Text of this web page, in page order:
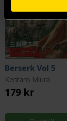
Berserk Vol 5
Kentaro Miura
179 kr